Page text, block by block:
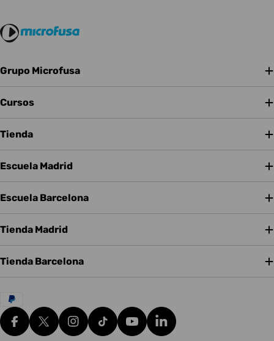
Grupo Microfusa
Cursos
Tienda
Escuela Madrid
Escuela Barcelona
Tienda Madrid
Tienda Barcelona
Métodos
de
pagoFacebookX (Twitter)Instagram
tiktok YouTubeTranslation missing: